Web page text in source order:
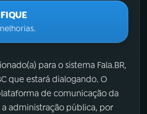
para o sistema Fala.BR,
que estará dialogando. O
de comunicação da
administração pública, por